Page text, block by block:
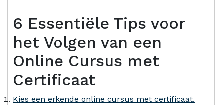
6 Essentiële Tips voor
het Volgen van een
Online Cursus met
Certificaat
Kies een erkende online cursus met certificaat.